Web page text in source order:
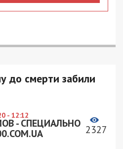
до смерти забили
- 12:12
- СПЕЦИАЛЬНО 2327